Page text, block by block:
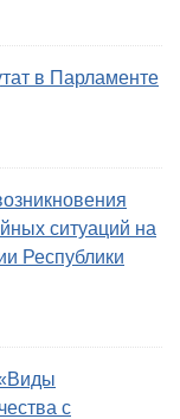
в Парламенте
ситуаций на
Республики
с